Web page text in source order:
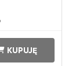
KUPUJĘ